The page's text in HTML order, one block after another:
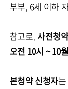
부부, 6세 이하
참고로, 사전청
오전 10시 ~ 10
본청약 신청자는